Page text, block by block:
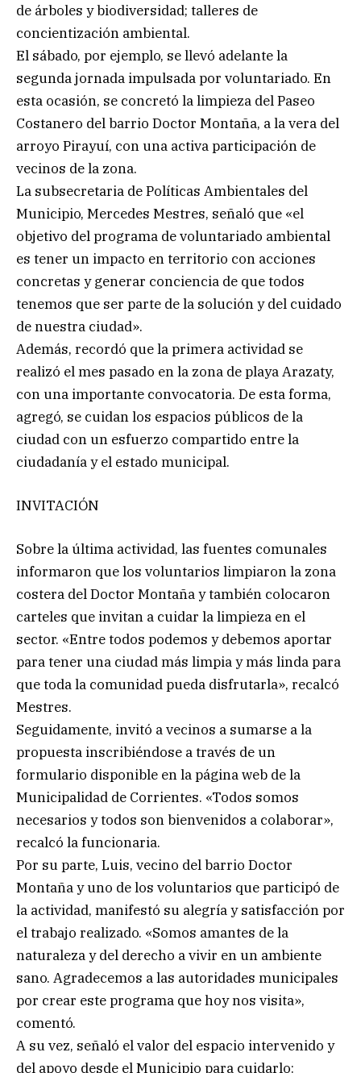
de árboles y biodiversidad; talleres de
concientización ambiental.
El sábado, por ejemplo, se llevó adelante la
segunda jornada impulsada por voluntariado. En
esta ocasión, se concretó la limpieza del Paseo
Costanero del barrio Doctor Montaña, a la vera del
arroyo Pirayuí, con una activa participación de
vecinos de la zona.
La subsecretaria de Políticas Ambientales del
Municipio, Mercedes Mestres, señaló que «el
objetivo del programa de voluntariado ambiental
es tener un impacto en territorio con acciones
concretas y generar conciencia de que todos
tenemos que ser parte de la solución y del cuidado
de nuestra ciudad».
Además, recordó que la primera actividad se
realizó el mes pasado en la zona de playa Arazaty,
con una importante convocatoria. De esta forma,
agregó, se cuidan los espacios públicos de la
ciudad con un esfuerzo compartido entre la
ciudadanía y el estado municipal.
INVITACIÓN
Sobre la última actividad, las fuentes comunales
informaron que los voluntarios limpiaron la zona
costera del Doctor Montaña y también colocaron
carteles que invitan a cuidar la limpieza en el
sector. «Entre todos podemos y debemos aportar
para tener una ciudad más limpia y más linda para
que toda la comunidad pueda disfrutarla», recalcó
Mestres.
Seguidamente, invitó a vecinos a sumarse a la
propuesta inscribiéndose a través de un
formulario disponible en la página web de la
Municipalidad de Corrientes. «Todos somos
necesarios y todos son bienvenidos a colaborar»,
recalcó la funcionaria.
Por su parte, Luis, vecino del barrio Doctor
Montaña y uno de los voluntarios que participó de
la actividad, manifestó su alegría y satisfacción por
el trabajo realizado. «Somos amantes de la
naturaleza y del derecho a vivir en un ambiente
sano. Agradecemos a las autoridades municipales
por crear este programa que hoy nos visita»,
comentó.
A su vez, señaló el valor del espacio intervenido y
del apoyo desde el Municipio para cuidarlo: